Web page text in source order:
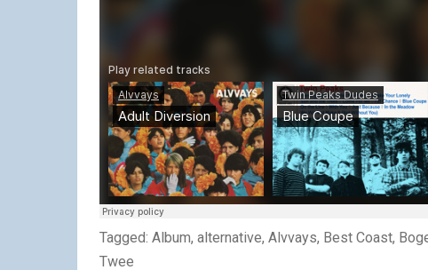
Tagged: Album, alternative, Alvvays, Best Coast,
Twee